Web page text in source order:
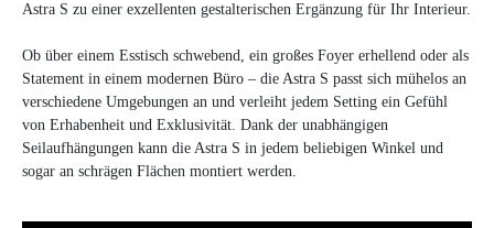
Astra S zu einer exzellenten gestalterischen Ergänzung für Ihr Interieur.
Ob über einem Esstisch schwebend, ein großes Foyer erhellend oder als
Statement in einem modernen Büro – die Astra S passt sich mühelos an
verschiedene Umgebungen an und verleiht jedem Setting ein Gefühl
von Erhabenheit und Exklusivität. Dank der unabhängigen
Seilaufhängungen kann die Astra S in jedem beliebigen Winkel und
sogar an schrägen Flächen montiert werden.